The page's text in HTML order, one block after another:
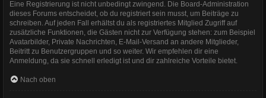
Eine Registrierung ist nicht unbedingt zwingend. Die Board-Administration
dieses Forums entscheidet, ob du registriert sein musst, um Beiträge zu
schreiben. Auf jeden Fall erhältst du als registriertes Mitglied Zugriff auf
zusätzliche Funktionen, die Gästen nicht zur Verfügung stehen: zum Beispiel
Avatarbilder, Private Nachrichten, E-Mail-Versand an andere Mitglieder,
Beitritt zu Benutzergruppen und so weiter. Wir empfehlen dir eine
Anmeldung, da sie schnell erledigt ist und dir zahlreiche Vorteile bietet.
Nach oben